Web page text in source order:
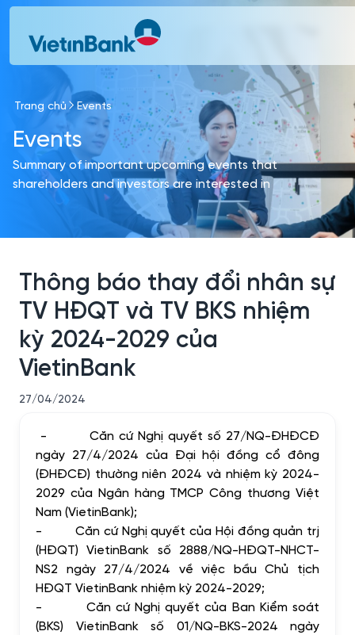
Skip to Main Content
Trang chủ Events
Events
Summary of important upcoming events that
shareholders and investors are interested in
Thông báo thay đổi nhân sự
TV HĐQT và TV BKS nhiệm
kỳ 2024-2029 của
VietinBank
27/04/2024
- Căn cứ Nghị quyết số 27/NQ-ĐHĐCĐ
ngày 27/4/2024 của Đại hội đồng cổ đông
(ĐHĐCĐ) thường niên 2024 và nhiệm kỳ 2024-
2029 của Ngân hàng TMCP Công thương Việt
Nam (VietinBank);
- Căn cứ Nghị quyết của Hội đồng quản trj
(HĐQT) VietinBank số 2888/NQ-HĐQT-NHCT-
NS2 ngày 27/4/2024 về việc bầu Chủ tịch
HĐQT VietinBank nhiệm kỳ 2024-2029;
- Căn cứ Nghị quyết của Ban Kiểm soát
(BKS) VietinBank số 01/NQ-BKS-2024 ngày